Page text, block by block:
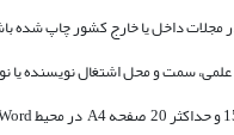
داخل یا خارج کشور چاپ شده
سمت و محل اشتغال نویسنده